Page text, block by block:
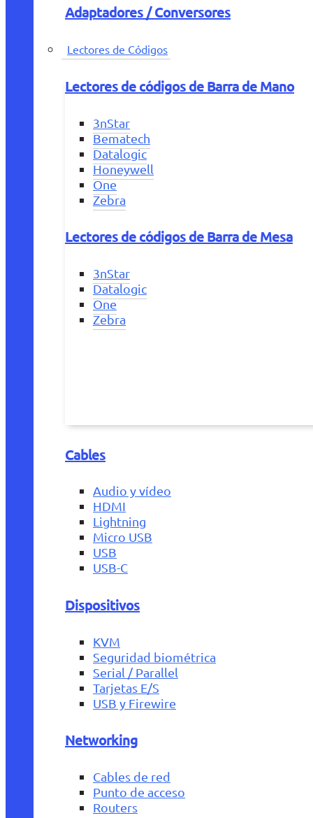
Adaptadores / Conversores
Lectores de Códigos
Lectores de códigos de Barra de Mano
3nStar
Bematech
Datalogic
Honeywell
One
Zebra
Lectores de códigos de Barra de Mesa
3nStar
Datalogic
One
Zebra
Cables
Audio y vídeo
HDMI
Lightning
Micro USB
USB
USB-C
Dispositivos
KVM
Seguridad biométrica
Serial / Parallel
Tarjetas E/S
USB y Firewire
Networking
Cables de red
Punto de acceso
Routers